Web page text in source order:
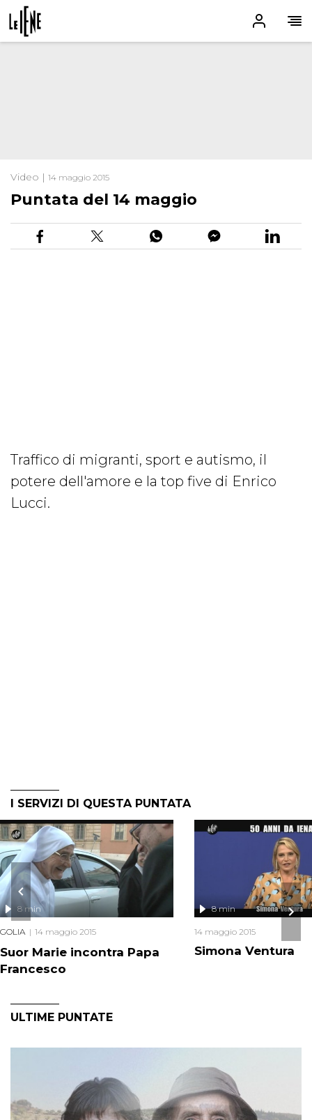
Video | 14 maggio 2015
Puntata del 14 maggio
Traffico di migranti, sport e autismo, il
potere dell'amore e la top five di Enrico
Lucci.
I SERVIZI DI QUESTA PUNTATA
Suor Marie incontra Papa
Francesco
8 min
GOLIA 14 maggio 2015
Simona Ventura
8 min
14 maggio 2015
ULTIME PUNTATE